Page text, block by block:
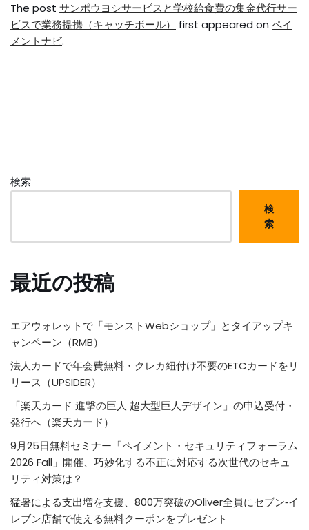
The post サンポウヨシサービスと学校給食費の集金代行サー
ビスで業務提携（キャッチボール）
first appeared on ペイ
メントナビ.
検索
検
索
最近の投稿
エアウォレットで「モンストWebショップ」とタイアップキ
ャンペーン（RMB）
法人カードで年会費無料・クレカ紐付け不要のETCカードをリ
リース（UPSIDER）
「楽天カード 進撃の巨人 超大型巨人デザイン」の申込受付・
発行へ（楽天カード）
9月25日無料セミナー「ペイメント・セキュリティフォーラム
2026 Fall」開催、巧妙化する不正に対応する次世代のセキュ
リティ対策は？
猛暑による支出増を支援、800万突破のOliver全員にセブン‐イ
レブン店舗で使える無料クーポンをプレゼント